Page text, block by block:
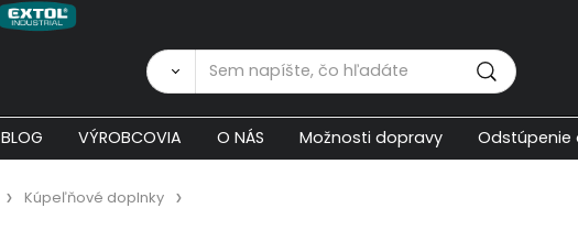
Zákaznícka
BLOG VÝROBCOVIA O NÁS Možnosti dopravy Odstúpenie
Kúpeľňové doplnky